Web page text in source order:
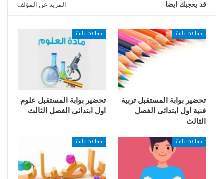
قد يعجبك ايضا المزيد عن المؤلف
مقالات عامة
تحضير بوابة المستقبل تربية
فنية اول ابتدائى الفصل
الثالث
مقالات عامة
تحضير بوابة المستقبل علوم
اول ابتدائى الفصل الثالث
مقالات عامة مقالات عامة